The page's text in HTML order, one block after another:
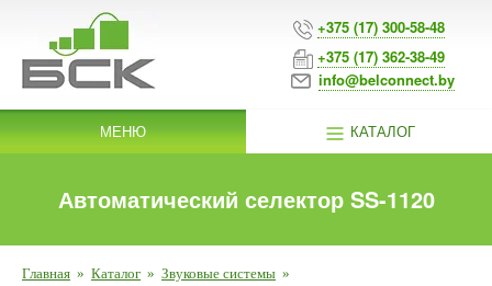
+375 (17) 300-58-48
+375 (17) 362-38-49
info@belconnect.by
МЕНЮ КАТАЛОГ
Автоматический селектор SS-1120
Главная » Каталог » Звуковые системы »